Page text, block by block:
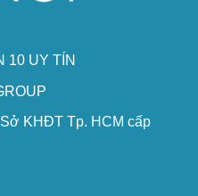
10 UY TÍN
KHĐT Tp. HCM cấp